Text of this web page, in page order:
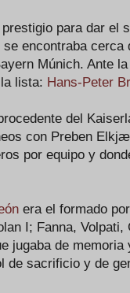
para dar el
encontraba cerca
Múnich. Ante
lista: Hans-Peter
del
con Preben
por equipo y
era el formado
I; Fanna, Volpati,
jugaba de memoria
de sacrificio y de